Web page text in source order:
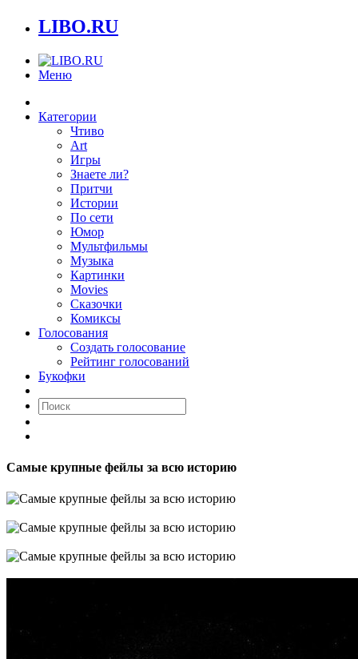
LIBO.RU
Меню
Категории
Чтиво
Art
Игры
Знаете ли?
Притчи
Истории
По сети
Юмор
Мультфильмы
Музыка
Картинки
Movies
Сказочки
Комиксы
Голосования
Создать голосование
Рейтинг голосований
Букофки
Самые крупные фейлы за всю историю